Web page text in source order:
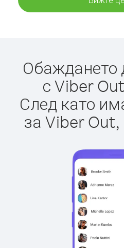
Обаждането
с Viber
След като
за Viber